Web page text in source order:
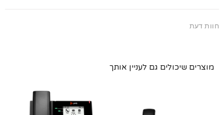
חוות דעת
מוצרים שיכולים גם לעניין אותך